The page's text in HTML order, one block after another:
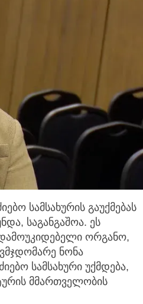
სამსახურის გაუქმებას
საგანგაშოა. ეს
დამოუკიდებელი ორგანო,
ნონა
სამსახური უქმდება,
მმართველობის